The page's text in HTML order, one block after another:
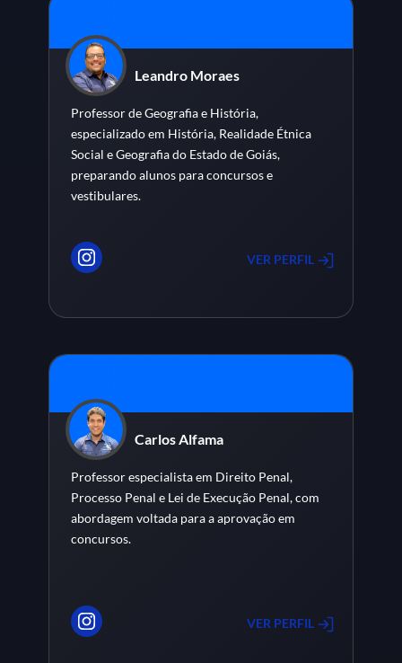
Leandro Moraes
Professor de Geografia e História,
especializado em História, Realidade Étnica
Social e Geografia do Estado de Goiás,
preparando alunos para concursos e
vestibulares.
VER PERFIL
Carlos Alfama
Professor especialista em Direito Penal,
Processo Penal e Lei de Execução Penal, com
abordagem voltada para a aprovação em
concursos.
VER PERFIL